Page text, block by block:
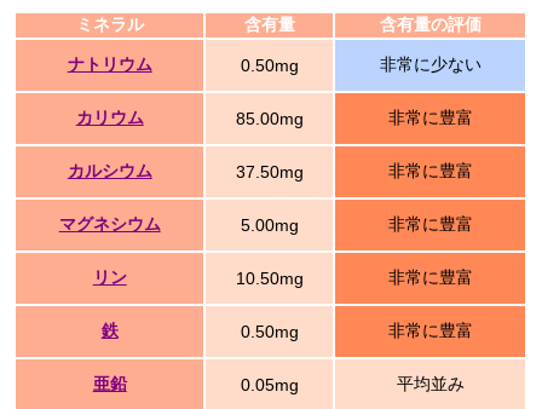
ミネラル 含有量 含有量の評価
ナトリウム 0.50mg 非常に少ない
カリウム 85.00mg 非常に豊富
カルシウム 37.50mg 非常に豊富
マグネシウム 5.00mg 非常に豊富
リン 10.50mg 非常に豊富
鉄 0.50mg 非常に豊富
亜鉛 0.05mg 平均並み